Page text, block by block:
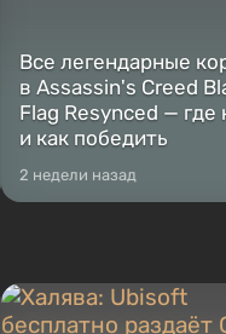
Все легендарные
в Assassin's Creed
Flag Resynced — где
и как победить
2 недели назад